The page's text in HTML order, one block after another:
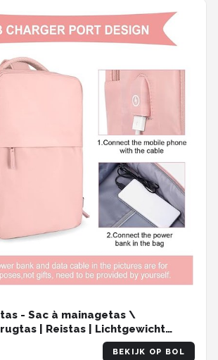
- Sac à mainagetas \
| Reistas | Lichtgewicht
BEKIJK OP BOL